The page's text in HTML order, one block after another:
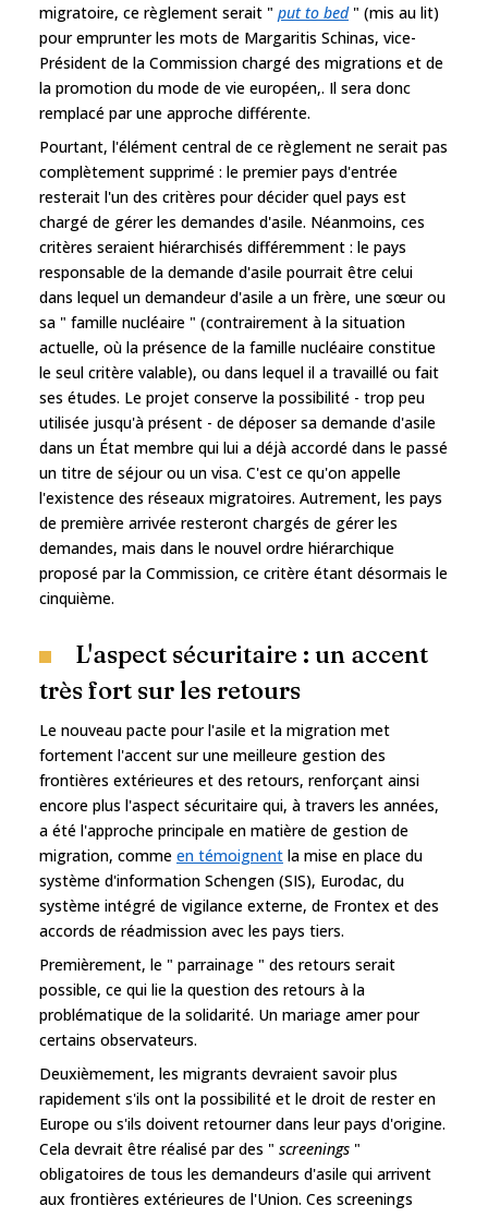
migratoire, ce règlement serait " put to bed" (mis au lit)
pour emprunter les mots de Margaritis Schinas, vice-
Président de la Commission chargé des migrations et de
la promotion du mode de vie européen,. Il sera donc
remplacé par une approche différente.
Pourtant, l'élément central de ce règlement ne serait pas
complètement supprimé : le premier pays d'entrée
resterait l'un des critères pour décider quel pays est
chargé de gérer les demandes d'asile. Néanmoins, ces
critères seraient hiérarchisés différemment : le pays
responsable de la demande d'asile pourrait être celui
dans lequel un demandeur d'asile a un frère, une sœur ou
sa " famille nucléaire " (contrairement à la situation
actuelle, où la présence de la famille nucléaire constitue
le seul critère valable), ou dans lequel il a travaillé ou fait
ses études. Le projet conserve la possibilité - trop peu
utilisée jusqu'à présent - de déposer sa demande d'asile
dans un État membre qui lui a déjà accordé dans le passé
un titre de séjour ou un visa. C'est ce qu'on appelle
l'existence des réseaux migratoires. Autrement, les pays
de première arrivée resteront chargés de gérer les
demandes, mais dans le nouvel ordre hiérarchique
proposé par la Commission, ce critère étant désormais le
cinquième.
L'aspect sécuritaire : un accent
très fort sur les retours
Le nouveau pacte pour l'asile et la migration met
fortement l'accent sur une meilleure gestion des
frontières extérieures et des retours, renforçant ainsi
encore plus l'aspect sécuritaire qui, à travers les années,
a été l'approche principale en matière de gestion de
migration, comme en témoignent la mise en place du
système d'information Schengen (SIS), Eurodac, du
système intégré de vigilance externe, de Frontex et des
accords de réadmission avec les pays tiers.
Premièrement, le " parrainage " des retours serait
possible, ce qui lie la question des retours à la
problématique de la solidarité. Un mariage amer pour
certains observateurs.
Deuxièmement, les migrants devraient savoir plus
rapidement s'ils ont la possibilité et le droit de rester en
Europe ou s'ils doivent retourner dans leur pays d'origine.
Cela devrait être réalisé par des " screenings "
obligatoires de tous les demandeurs d'asile qui arrivent
aux frontières extérieures de l'Union. Ces screenings